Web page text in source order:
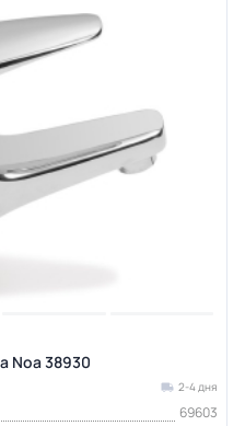
Noa 38930
2-4 дня
69603